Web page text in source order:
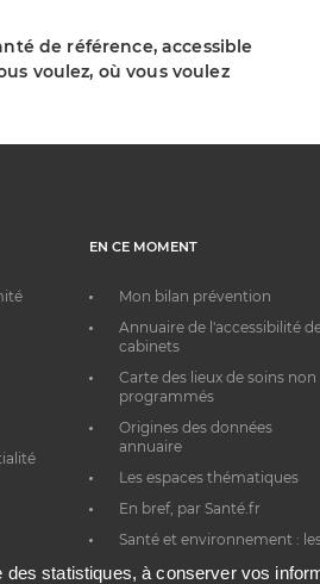
de référence, accessible
voulez, où vous voulez
EN CE MOMENT
Mon bilan prévention
Annuaire de l'accessibilité
cabinets
Carte des lieux de soins non
programmés
Origines des données
annuaire
Les espaces thématiques
En bref, par Santé.fr
Santé et environnement :
statistiques, à conserver vos